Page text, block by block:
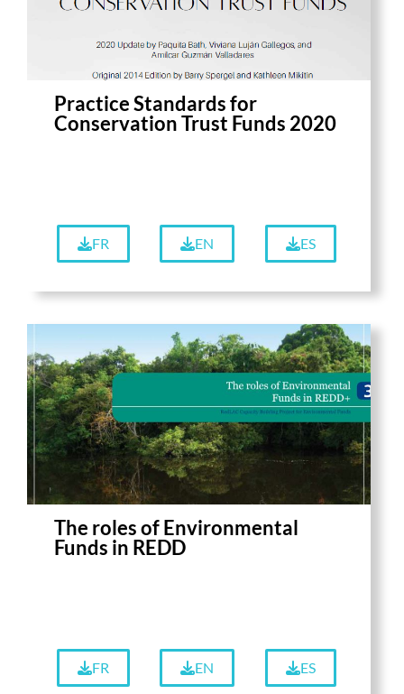
Practice Standards for
Conservation Trust Funds 2020
FR EN ES
The roles of Environmental
Funds in REDD
FR EN ES